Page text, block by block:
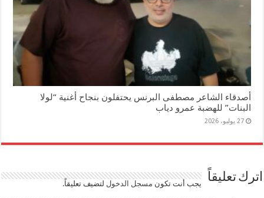
أصدقاء الشاعر مصطفى البرنس يحتفلون بنجاح أغنية “لولا
البنات” للهضبة عمرو دياب
27 يوليو، 2026
اترك تعليقاً يجب أنت تكون مسجل الدخول لتضيف تعليقاً.